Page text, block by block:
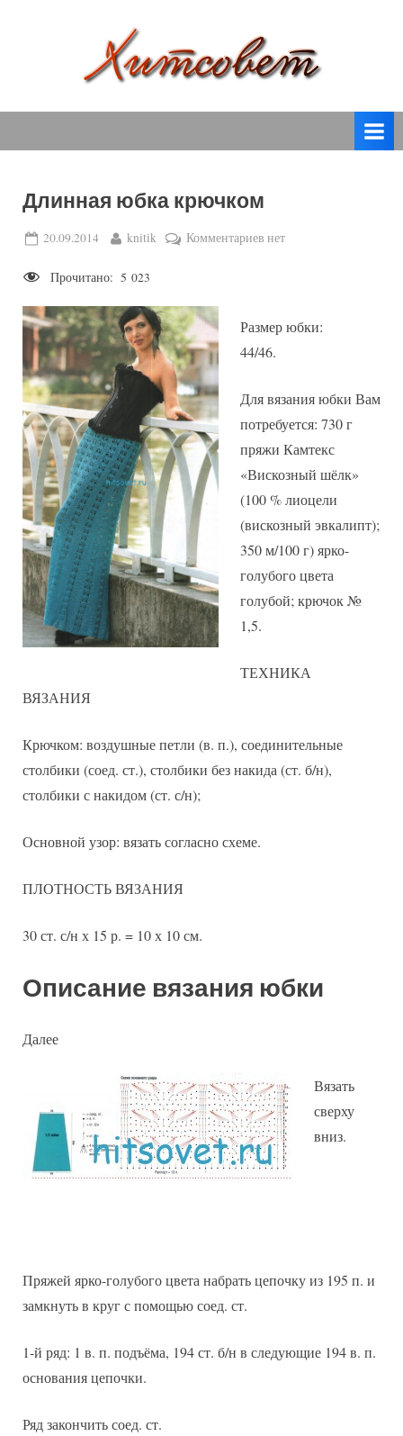
т
о
в
спицами,
крючком,
вязаные
модели
с
схемами.
Длинная юбка крючком
Posted
20.09.2014 By
knitik Комментариевк
крючком
нет
Прочитано: 5 023
Размер юбки:
44/46.
Для вязания юбки Вам
потребуется: 730 г
пряжи Камтекс
«Вискозный шёлк»
(100 % лиоцели
(вискозный эвкалипт);
350 м/100 г) ярко-
голубого цвета
голубой; крючок №
1,5.
ТЕХНИКА
ВЯЗАНИЯ
Крючком: воздушные петли (в. п.), соединительные
столбики (соед. ст.), столбики без накида (ст. б/н),
столбики с накидом (ст. с/н);
Основной узор: вязать согласно схеме.
ПЛОТНОСТЬ ВЯЗАНИЯ
30 ст. с/н х 15 р. = 10 х 10 см.
Описание вязания юбки
Далее
Вязать
сверху
вниз.
Пряжей ярко-голубого цвета набрать цепочку из 195 п. и
замкнуть в круг с помощью соед. ст.
1-й ряд: 1 в. п. подъёма, 194 ст. б/н в следующие 194 в. п.
основания цепочки.
Ряд закончить соед. ст.